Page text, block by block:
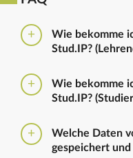
Wie bekomme
Stud.IP?
folgenden
universitäre E-
nicht die
eingetragen
Wie bekomme
Stud.IP?
euren
Welche Daten
gespeichert